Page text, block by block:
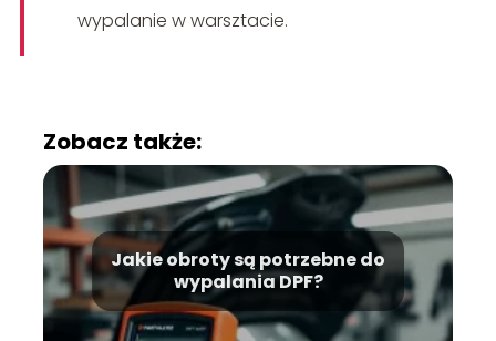
wypalanie w warsztacie.
Zobacz także:
Jakie obroty są potrzebne do
wypalania DPF?